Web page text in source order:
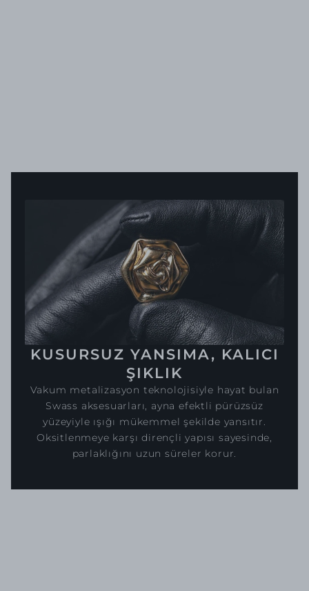
KUSURSUZ YANSIMA, KALICI
ŞIKLIK
Vakum metalizasyon teknolojisiyle hayat bulan
Swass aksesuarları, ayna efektli pürüzsüz
yüzeyiyle ışığı mükemmel şekilde yansıtır.
Oksitlenmeye karşı dirençli yapısı sayesinde,
parlaklığını uzun süreler korur.